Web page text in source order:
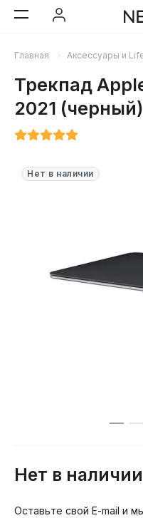
Главная Аксессуары и
Трекпад
2021 (черный)
Нет в наличии
Нет в наличии
Оставьте свой E-mail и